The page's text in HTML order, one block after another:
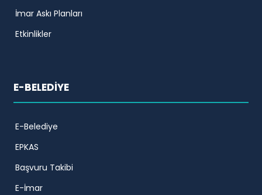
İmar Askı Planları
Etkinlikler
E-BELEDİYE
E-Belediye
EPKAS
Başvuru Takibi
E-İmar